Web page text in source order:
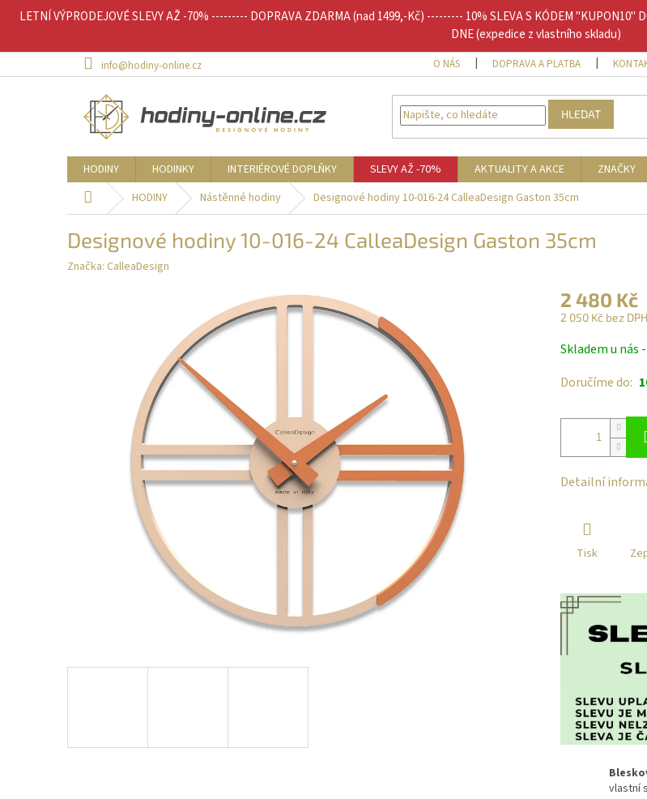
LETNÍ VÝPRODEJOVÉ SLEVY AŽ -70% --------- DOPRAVA ZDARMA (nad 1499,-Kč) --------- 10% SLEVA S KÓDEM
DNE (expedice z vlastního skladu)
info@hodiny-online.cz O NÁS DOPRAVA A PLATBA
HLEDAT
HODINY HODINKY INTERIÉROVÉ DOPLŇKY SLEVY AŽ -70% AKTUALITY A AKCE
ZNAČKY
Domů HODINY Nástěnné hodiny Designové hodiny 10-016-24 CalleaDesign Gaston 35cm
Designové hodiny 10-016-24 CalleaDesign Gaston 35cm
Značka: CalleaDesign
2 480 Kč
2 050 Kč bez DPH
cena:
Skladem u nás
Doručíme do:
Detailní
Tisk
vlastní